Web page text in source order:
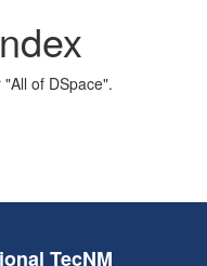
of DSpace".
TecNM